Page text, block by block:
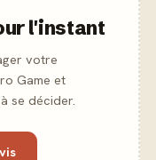
l'instant
votre
Game et
se décider.